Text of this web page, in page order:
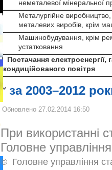
неметалевої мінеральної
Металургійне
металевих виробів, крім
Машинобудування, крім
устатковання
Постачання електроенергії,
кондиційованого повітря
за 2003–2012
ланцюговим
обчислених за
продукції за
діяльності з
3Інформація
“Про державну
Обновлено 27.02.2014 16:50
При використанні
Головне
© Головне управління